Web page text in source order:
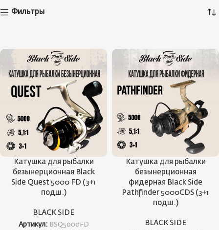
Фильтры
Катушка для рыбалки
безынерционная Black
Side Quest 5000 FD (3+1
подш.)
BLACK SIDE
Артикул: BSQ5000FD
Катушка для рыбалки
безынерционная
фидерная Black Side
Pathfinder 5000CDS (3+1
подш.)
BLACK SIDE